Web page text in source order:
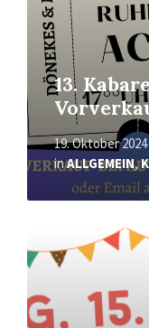
13.
19. Oktober 2024
inALLGEMEIN,
erfahren